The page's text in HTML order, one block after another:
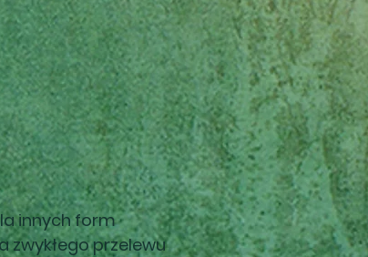
innych form
zwykłego przelewu